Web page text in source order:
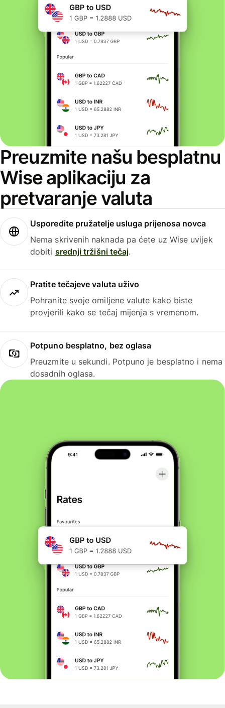
Preuzmite našu besplatnu
Wise aplikaciju za
pretvaranje valuta
Usporedite pružatelje usluga prijenosa novca
Nema skrivenih naknada pa ćete uz Wise uvijek
dobiti srednji tržišni tečaj.
Pratite tečajeve valuta uživo
Pohranite svoje omiljene valute kako biste
provjerili kako se tečaj mijenja s vremenom.
Potpuno besplatno, bez oglasa
Preuzmite u sekundi. Potpuno je besplatno i nema
dosadnih oglasa.